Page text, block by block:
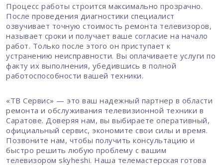
Процесс работы строится максимально прозрачно.
После проведения диагностики специалист
озвучивает точную стоимость ремонта телевизоров,
называет сроки и получает ваше согласие на начало
работ. Только после этого он приступает к
устранению неисправности. Вы оплачиваете услуги по
факту их выполнения, убедившись в полной
работоспособности вашей техники.
«ТВ Сервис» — это ваш надежный партнер в области
ремонта и обслуживания телевизионной техники в
Саратове. Доверяя нам, вы выбираете оперативный,
официальный сервис, экономите свои силы и время.
Позвоните нам, чтобы получить консультацию и
быстро решить любую проблему с вашим
телевизором skyheshi. Наша телемастерская готова